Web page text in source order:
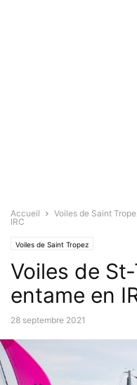
Accueil Voiles de Saint
IRC
Voiles de Saint Tropez
Voiles de
entame en
28 septembre 2021